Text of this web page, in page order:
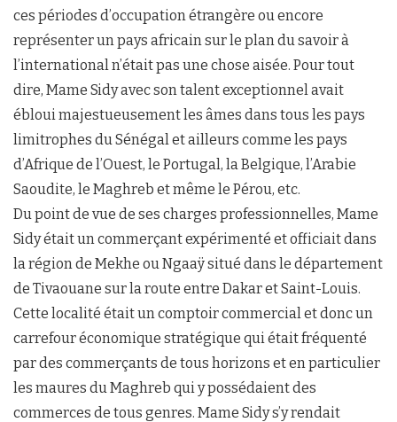
ces périodes d’occupation étrangère ou encore
représenter un pays africain sur le plan du savoir à
l’international n’était pas une chose aisée. Pour tout
dire, Mame Sidy avec son talent exceptionnel avait
ébloui majestueusement les âmes dans tous les pays
limitrophes du Sénégal et ailleurs comme les pays
d’Afrique de l’Ouest, le Portugal, la Belgique, l’Arabie
Saoudite, le Maghreb et même le Pérou, etc.
Du point de vue de ses charges professionnelles, Mame
Sidy était un commerçant expérimenté et officiait dans
la région de Mekhe ou Ngaaÿ situé dans le département
de Tivaouane sur la route entre Dakar et Saint-Louis.
Cette localité était un comptoir commercial et donc un
carrefour économique stratégique qui était fréquenté
par des commerçants de tous horizons et en particulier
les maures du Maghreb qui y possédaient des
commerces de tous genres. Mame Sidy s’y rendait